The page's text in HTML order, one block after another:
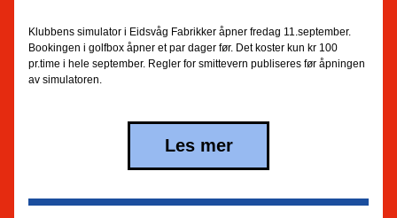
Klubbens simulator i Eidsvåg Fabrikker åpner fredag 11.september.
Bookingen i golfbox åpner et par dager før. Det koster kun kr 100
pr.time i hele september. Regler for smittevern publiseres før åpningen
av simulatoren.
Les mer